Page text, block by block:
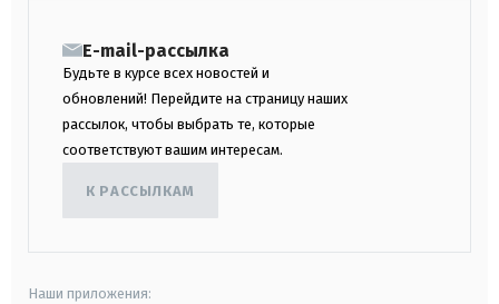
E-mail-рассылка
Будьте в курсе всех новостей и
обновлений! Перейдите на страницу наших
рассылок, чтобы выбрать те, которые
соответствуют вашим интересам.
К РАССЫЛКАМ
Наши приложения: